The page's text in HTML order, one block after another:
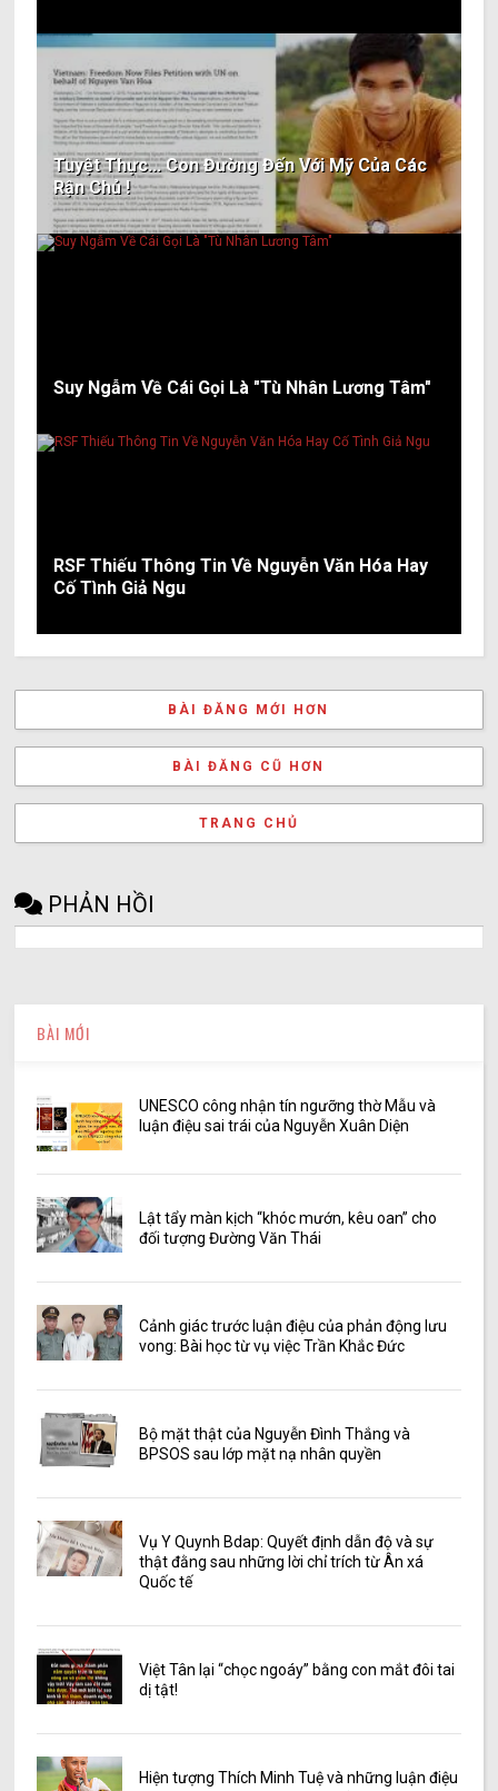
Tuyệt Thực... Con Đường Đến Với Mỹ Của Các
Rận Chủ !
Suy Ngẫm Về Cái Gọi Là "Tù Nhân Lương Tâm"
RSF Thiếu Thông Tin Về Nguyễn Văn Hóa Hay
Cố Tình Giả Ngu
BÀI ĐĂNG MỚI HƠN
BÀI ĐĂNG CŨ HƠN
TRANG CHỦ
PHẢN HỒI
BÀI MỚI
UNESCO công nhận tín ngưỡng thờ Mẫu và
luận điệu sai trái của Nguyễn Xuân Diện
Lật tẩy màn kịch “khóc mướn, kêu oan” cho
đối tượng Đường Văn Thái
Cảnh giác trước luận điệu của phản động lưu
vong: Bài học từ vụ việc Trần Khắc Đức
Bộ mặt thật của Nguyễn Đình Thắng và
BPSOS sau lớp mặt nạ nhân quyền
Vụ Y Quynh Bdap: Quyết định dẫn độ và sự
thật đằng sau những lời chỉ trích từ Ân xá
Quốc tế
Việt Tân lại “chọc ngoáy” bằng con mắt đôi tai
dị tật!
Hiện tượng Thích Minh Tuệ và những luận điệu